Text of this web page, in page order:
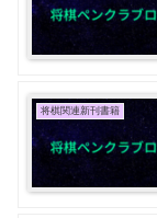
将棋関連新刊書籍